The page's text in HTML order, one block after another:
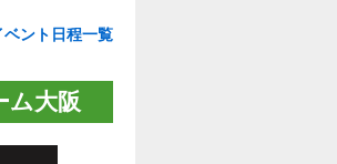
ベント日程一覧
ム大阪